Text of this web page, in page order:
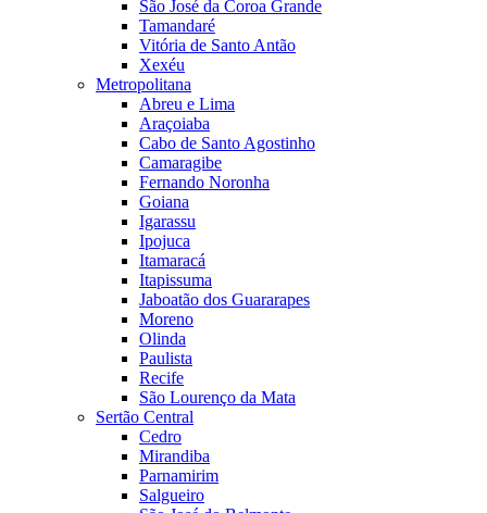
São José da Coroa Grande
Tamandaré
Vitória de Santo Antão
Xexéu
Metropolitana
Abreu e Lima
Araçoiaba
Cabo de Santo Agostinho
Camaragibe
Fernando Noronha
Goiana
Igarassu
Ipojuca
Itamaracá
Itapissuma
Jaboatão dos Guararapes
Moreno
Olinda
Paulista
Recife
São Lourenço da Mata
Sertão Central
Cedro
Mirandiba
Parnamirim
Salgueiro